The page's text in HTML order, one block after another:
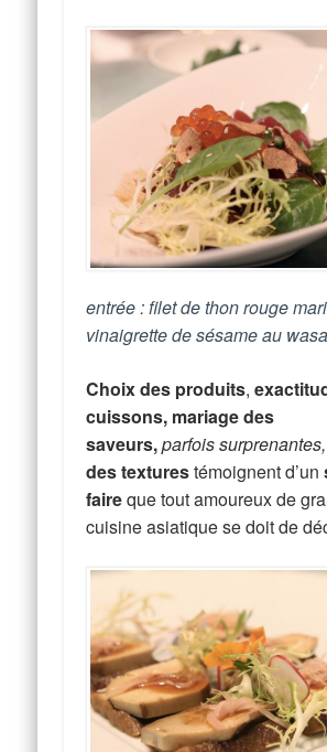
entrée : filet de thon rouge
vinaigrette de sésame au
Choix des produits,
cuissons, mariage des
saveurs,parfois surprenantes,
des texturestémoignent d’un
faireque tout amoureux de
cuisine asiatique se doit de